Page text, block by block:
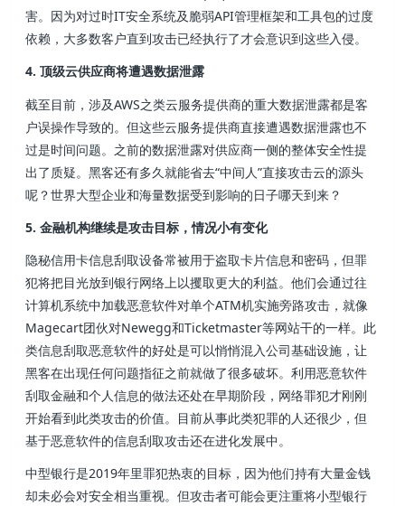
害。因为对过时IT安全系统及脆弱API管理框架和工具包的过度
依赖，大多数客户直到攻击已经执行了才会意识到这些入侵。
4. 顶级云供应商将遭遇数据泄露
截至目前，涉及AWS之类云服务提供商的重大数据泄露都是客
户误操作导致的。但这些云服务提供商直接遭遇数据泄露也不
过是时间问题。之前的数据泄露对供应商一侧的整体安全性提
出了质疑。黑客还有多久就能省去“中间人”直接攻击云的源头
呢？世界大型企业和海量数据受到影响的日子哪天到来？
5. 金融机构继续是攻击目标，情况小有变化
隐秘信用卡信息刮取设备常被用于盗取卡片信息和密码，但罪
犯将把目光放到银行网络上以攫取更大的利益。他们会通过往
计算机系统中加载恶意软件对单个ATM机实施旁路攻击，就像
Magecart团伙对Newegg和Ticketmaster等网站干的一样。此
类信息刮取恶意软件的好处是可以悄悄混入公司基础设施，让
黑客在出现任何问题指征之前就做了很多破坏。利用恶意软件
刮取金融和个人信息的做法还处在早期阶段，网络罪犯才刚刚
开始看到此类攻击的价值。目前从事此类犯罪的人还很少，但
基于恶意软件的信息刮取攻击还在进化发展中。
中型银行是2019年里罪犯热衷的目标，因为他们持有大量金钱
却未必会对安全相当重视。但攻击者可能会更注重将小型银行